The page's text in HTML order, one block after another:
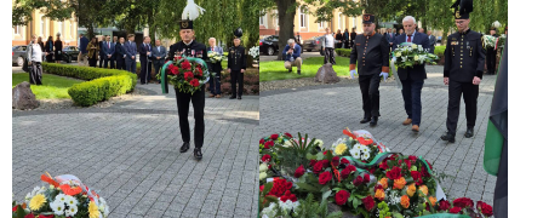
Rekrutacyjny
Klauzula
Informacyjna